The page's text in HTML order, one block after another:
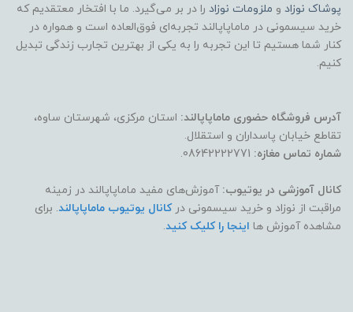
پوشاک نوزاد و ملزومات نوزاد را در بر می‌گیرد. ما با افتخار معتقدیم که
خرید سیسمونی در ماماپاپالند تجربه‌ای فوق‌العاده است و همواره در
کنار شما هستیم تا این تجربه را به یکی از بهترین تجارب زندگی تبدیل
کنیم.
آدرس فروشگاه حضوری ماماپاپالند: استان مرکزی، شهرستان ساوه،
تقاطع خیابان پاسداران و استقلال.
شماره تماس مغازه:
کانال آموزشی در یوتیوب: آموزش‌های مفید ماماپاپالند در زمینه
مراقبت از نوزاد و خرید سیسمونی درکانال یوتیوب ماماپاپالند. برای
مشاهده آموزش ها اینجا را کلیک کنید.